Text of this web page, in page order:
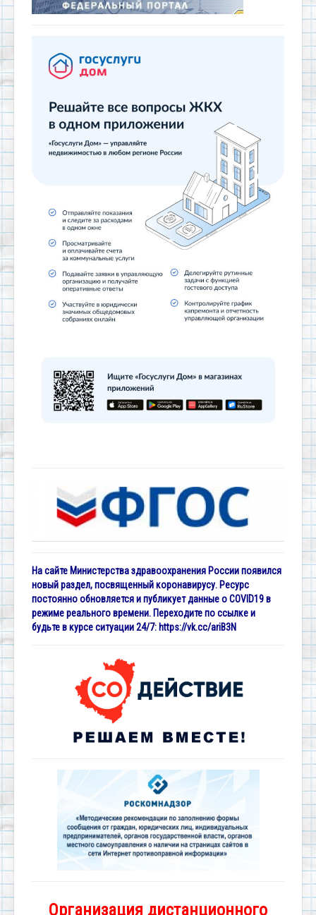
На сайте Министерства здравоохранения России появился
новый раздел, посвященный коронавирусу. Ресурс
постоянно обновляется и публикует данные о COVID19 в
режиме реального времени. Переходите по ссылке и
будьте в курсе ситуации 24/7: https://vk.cc/ariB3N
Организация дистанционного